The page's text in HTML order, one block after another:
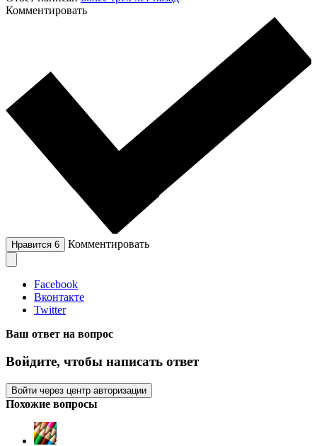
Комментировать
Нравится 6 Комментировать
Facebook
Вконтакте
Twitter
Ваш ответ на вопрос
Войдите, чтобы написать ответ
Войти через центр авторизации
Похожие вопросы